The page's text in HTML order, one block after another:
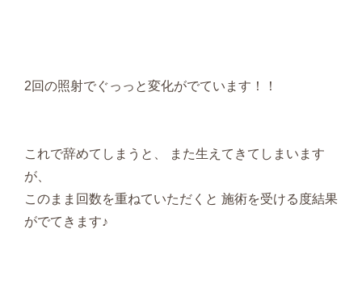
2回の照射でぐっっと変化がでています！！
これで辞めてしまうと、 また生えてきてしまいます
が、
このまま回数を重ねていただくと 施術を受ける度結果
がでてきます♪